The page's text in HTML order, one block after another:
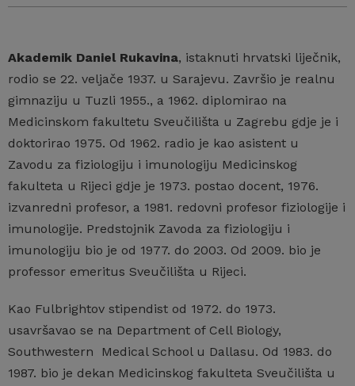
Akademik Daniel Rukavina, istaknuti hrvatski liječnik,
rodio se 22. veljače 1937. u Sarajevu. Završio je realnu
gimnaziju u Tuzli 1955., a 1962. diplomirao na
Medicinskom fakultetu Sveučilišta u Zagrebu gdje je i
doktorirao 1975. Od 1962. radio je kao asistent u
Zavodu za fiziologiju i imunologiju Medicinskog
fakulteta u Rijeci gdje je 1973. postao docent, 1976.
izvanredni profesor, a 1981. redovni profesor fiziologije i
imunologije. Predstojnik Zavoda za fiziologiju i
imunologiju bio je od 1977. do 2003. Od 2009. bio je
professor emeritus Sveučilišta u Rijeci.
Kao Fulbrightov stipendist od 1972. do 1973.
usavršavao se na Department of Cell Biology,
Southwestern Medical School u Dallasu. Od 1983. do
1987. bio je dekan Medicinskog fakulteta Sveučilišta u